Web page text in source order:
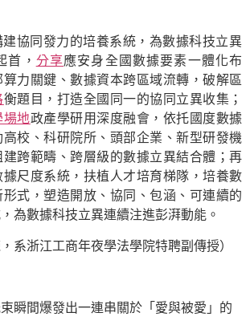
協同發力的培養系統，為數據科技立異
首， 分享應安身全國數據要素一體化布
力關鍵、數據資本跨區域流轉，破解區
衡題目，打造全國同一的協同立異收集；
場地政產學研用深度融會，依托國度數據
校、科研院所、頭部企業、新型研發機
跨範疇、跨層級的數據立異結合體；再
尺度系統，扶植人才培育梯隊，培養數
式，塑造開放、協同、包涵、可連續的
為數據科技立異連續注進彭湃動能。
，系浙江工商年夜學法學院特聘副傳授）
瞬間爆發出一連串關於「愛與被愛」的